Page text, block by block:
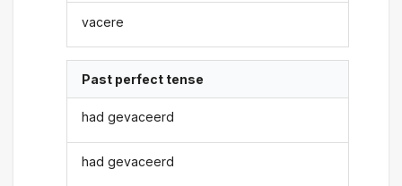
vacere
Past perfect tense
had gevaceerd
had gevaceerd